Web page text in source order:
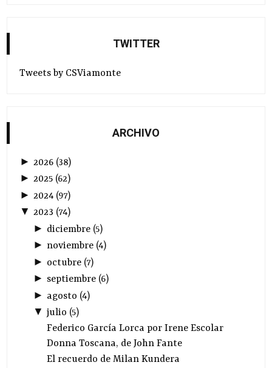
TWITTER
Tweets by CSViamonte
ARCHIVO
► 2026 (38)
►2025 (62)
► 2024 (97)
▼2023 (74)
► diciembre(5)
► noviembre(4)
► octubre(7)
► septiembre(6)
► agosto (4)
▼ julio (5)
Federico García Lorca por Irene Escolar
Donna Toscana, de John Fante
El recuerdo de Milan Kundera